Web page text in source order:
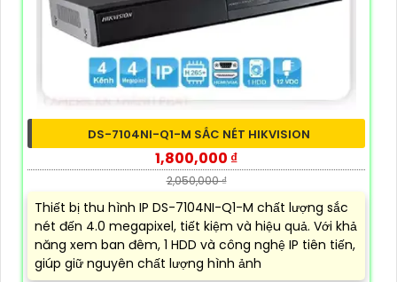
DS-7104NI-Q1-M SẮC NÉT HIKVISION
1,800,000 ₫
2,050,000 ₫
Thiết bị thu hình IP DS-7104NI-Q1-M chất lượng sắc
nét đến 4.0 megapixel, tiết kiệm và hiệu quả. Với khả
năng xem ban đêm, 1 HDD và công nghệ IP tiên tiến,
giúp giữ nguyên chất lượng hình ảnh